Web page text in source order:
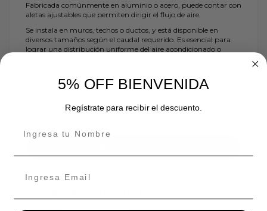
Fabricada comúnmente en aluminio o acero, puede contar con
aletas ajustables que permiten dirigir el flujo de aire.
Se instala en muros, techos o ductos, y está disponible en
diversos tamaños según el caudal requerido. Es esencial para
lograr una distribución uniforme del aire acondicionado o
5% OFF BIENVENIDA
Regístrate para recibir el descuento.